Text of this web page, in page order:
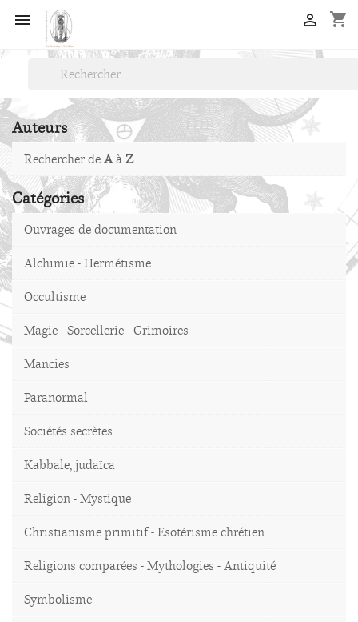
 shopping_cart

Auteurs
Rechercher deAàZ
Catégories
Ouvrages de documentation
Alchimie - Hermétisme
Occultisme
Magie - Sorcellerie - Grimoires
Mancies
Paranormal
Sociétés secrètes
Kabbale, judaïca
Religion - Mystique
Christianisme primitif - Esotérisme chrétien
Religions comparées - Mythologies - Antiquité
Symbolisme